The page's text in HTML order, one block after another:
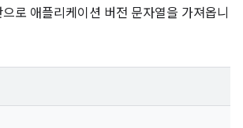
로 애플리케이션 버전 문자열을 가져옵니